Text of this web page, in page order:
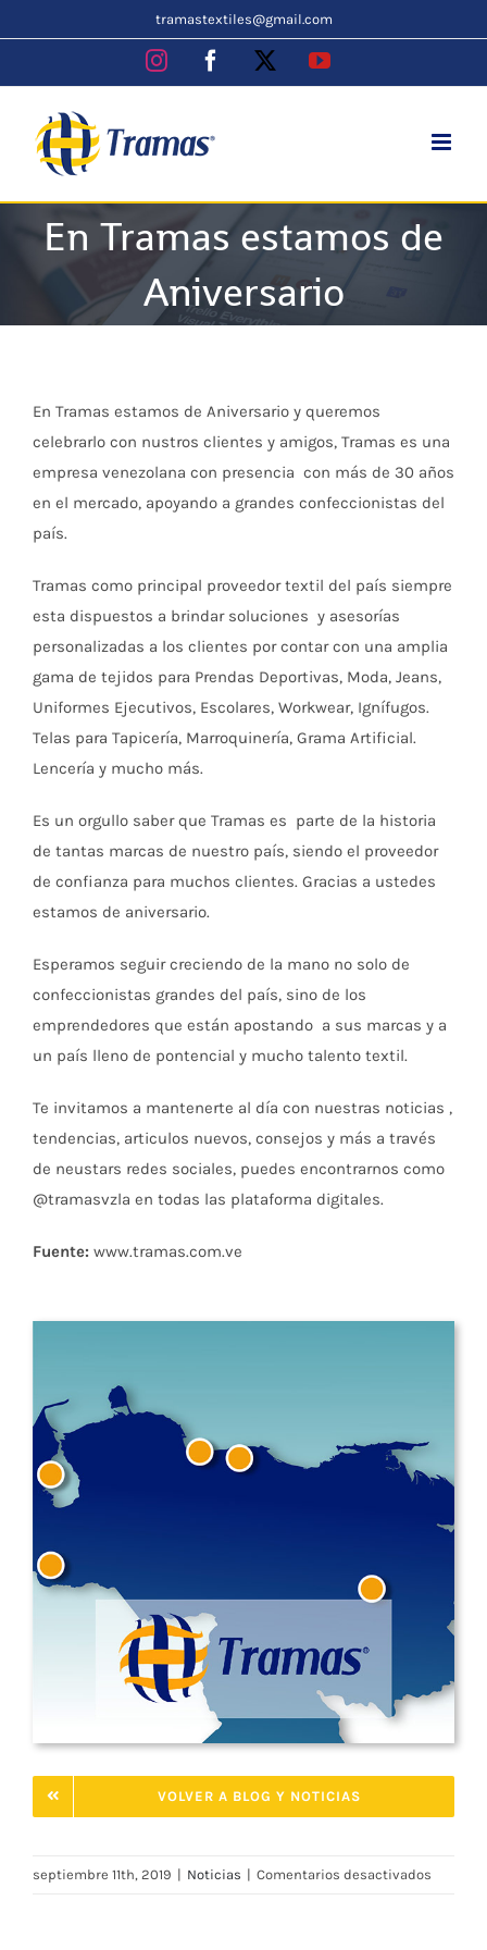
to
tramastextiles@gmail.com
InstagramFacebook YouTube
En Tramas estamos de
Aniversario
En Tramas estamos de Aniversario y queremos
celebrarlo con nustros clientes y amigos, Tramas es una
empresa venezolana con presencia con más de 30 años
en el mercado, apoyando a grandes confeccionistas del
país.
Tramas como principal proveedor textil del país siempre
esta dispuestos a brindar soluciones y asesorías
personalizadas a los clientes por contar con una amplia
gama de tejidos para Prendas Deportivas, Moda, Jeans,
Uniformes Ejecutivos, Escolares, Workwear, Ignífugos.
Telas para Tapicería, Marroquinería, Grama Artificial.
Lencería y mucho más.
Es un orgullo saber que Tramas es parte de la historia
de tantas marcas de nuestro país, siendo el proveedor
de confianza para muchos clientes. Gracias a ustedes
estamos de aniversario.
Esperamos seguir creciendo de la mano no solo de
confeccionistas grandes del país, sino de los
emprendedores que están apostando a sus marcas y a
un país lleno de pontencial y mucho talento textil.
Te invitamos a mantenerte al día con nuestras noticias ,
tendencias, articulos nuevos, consejos y más a través
de neustars redes sociales, puedes encontrarnos como
@tramasvzla en todas las plataforma digitales.
Fuente: www.tramas.com.ve
VOLVER A BLOG Y NOTICIAS
septiembre 11th, 2019 | Noticias | Comentarios desactivados